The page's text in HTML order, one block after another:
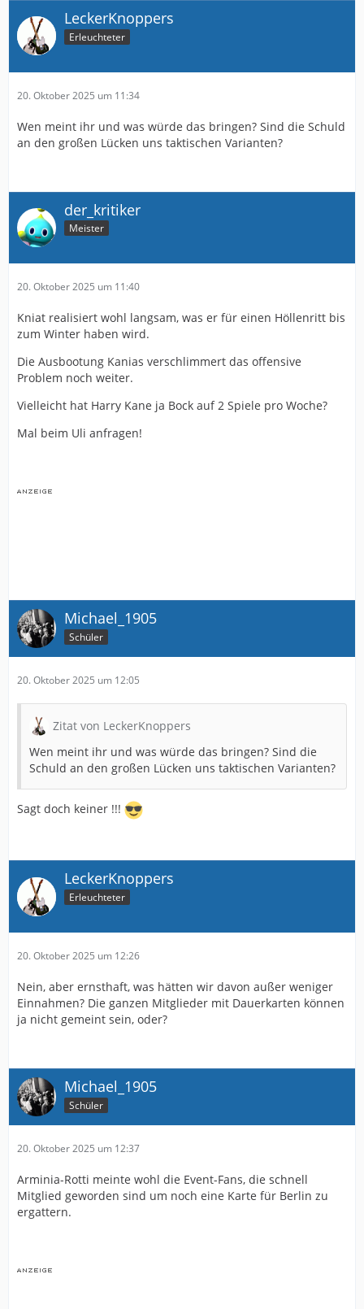
LeckerKnoppers
Erleuchteter
20. Oktober 2025 um 11:34
Wen meint ihr und was würde das bringen? Sind die Schuld
an den großen Lücken uns taktischen Varianten?
der_kritiker
Meister
20. Oktober 2025 um 11:40
Kniat realisiert wohl langsam, was er für einen Höllenritt bis
zum Winter haben wird.
Die Ausbootung Kanias verschlimmert das offensive
Problem noch weiter.
Vielleicht hat Harry Kane ja Bock auf 2 Spiele pro Woche?
Mal beim Uli anfragen!
Michael_1905
Schüler
20. Oktober 2025 um 12:05
Zitat von LeckerKnoppers
Wen meint ihr und was würde das bringen? Sind die
Schuld an den großen Lücken uns taktischen Varianten?
Sagt doch keiner !!!
LeckerKnoppers
Erleuchteter
20. Oktober 2025 um 12:26
Nein, aber ernsthaft, was hätten wir davon außer weniger
Einnahmen? Die ganzen Mitglieder mit Dauerkarten können
ja nicht gemeint sein, oder?
Michael_1905
Schüler
20. Oktober 2025 um 12:37
Arminia-Rotti meinte wohl die Event-Fans, die schnell
Mitglied geworden sind um noch eine Karte für Berlin zu
ergattern.